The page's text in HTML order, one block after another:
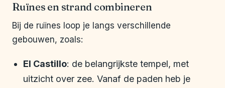
Ruïnes en strand combineren
Bij de ruïnes loop je langs verschillende
gebouwen, zoals:
El Castillo: de belangrijkste tempel, met
uitzicht over zee. Vanaf de paden heb je